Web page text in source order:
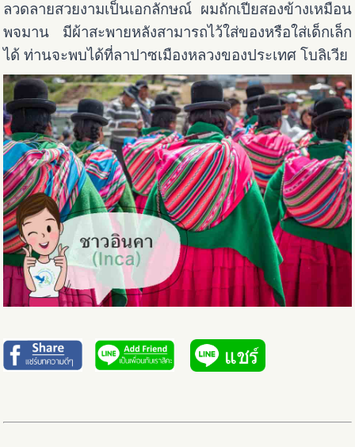
ลวดลายสวยงามเป็นเอกลักษณ์ ผมถักเปียสองข้างเหมือน
พจมาน มีผ้าสะพายหลังสามารถไว้ใส่ของหรือใส่เด็กเล็ก
ได้ ท่านจะพบได้ที่ลาปาซเมืองหลวงของประเทศ โบลิเวีย